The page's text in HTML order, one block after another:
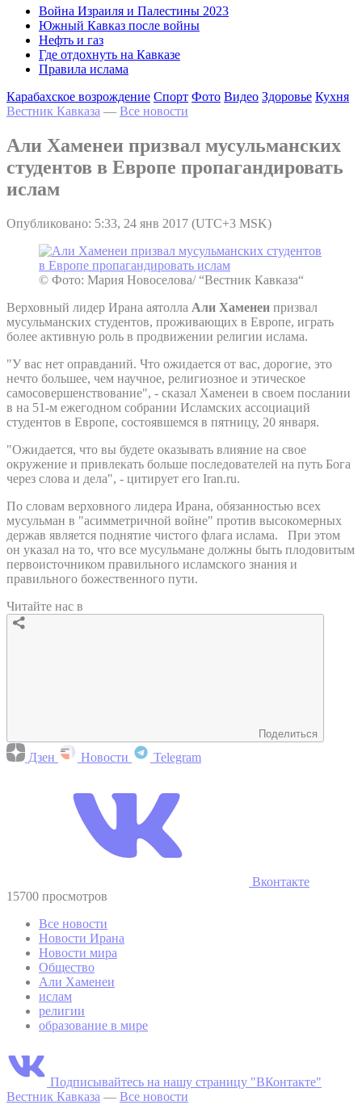
Война Израиля и Палестины 2023
Южный Кавказ после войны
Нефть и газ
Где отдохнуть на Кавказе
Правила ислама
Карабахское возрождение Спорт Фото Видео Здоровье Кухня
Вестник Кавказа — Все новости
Али Хаменеи призвал мусульманских
студентов в Европе пропагандировать
ислам
Опубликовано: 5:33, 24 янв 2017 (UTC+3 MSK)
© Фото: Мария Новоселова/ “Вестник Кавказа“
Верховный лидер Ирана аятолла Али Хаменеи призвал
мусульманских студентов, проживающих в Европе, играть
более активную роль в продвижении религии ислама.
"У вас нет оправданий. Что ожидается от вас, дорогие, это
нечто большее, чем научное, религиозное и этическое
самосовершенствование", - сказал Хаменеи в своем послании
в на 51-м ежегодном собрании Исламских ассоциаций
студентов в Европе, состоявшемся в пятницу, 20 января.
"Ожидается, что вы будете оказывать влияние на свое
окружение и привлекать больше последователей на путь Бога
через слова и дела", - цитирует его Iran.ru.
По словам верховного лидера Ирана, обязанностью всех
мусульман в "асимметричной войне" против высокомерных
держав является поднятие чистого флага ислама. При этом
он указал на то, что все мусульмане должны быть плодовитым
первоисточником правильного исламского знания и
правильного божественного пути.
Читайте нас в
Поделиться
Дзен Новости Telegram
Вконтакте
15700 просмотров
Все новости
Новости Ирана
Новости мира
Общество
Али Хаменеи
ислам
религии
образование в мире
Подписывайтесь на нашу страницу "ВКонтакте"
Вестник Кавказа — Все новости